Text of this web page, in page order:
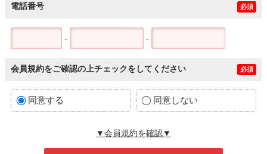
電話番号 必須
- -
会員規約をご確認の上チェックをしてください 必須
同意する 同意しない
▼会員規約を確認▼